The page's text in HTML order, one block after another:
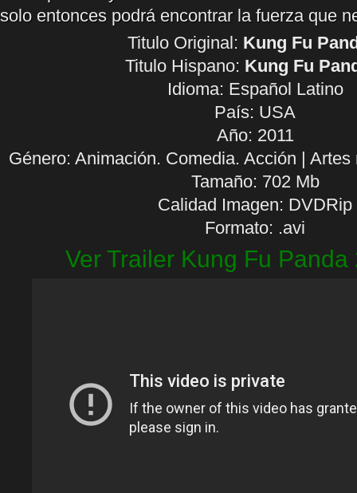
solo entonces podrá encontrar la fuerza que
Titulo Original: Kung Fu
Titulo Hispano: Kung Fu
Idioma: Español Latino
País: USA
Año: 2011
Género: Animación. Comedia. Acción |
Tamaño: 702 Mb
Calidad Imagen: DVDRip
Formato: .avi
Ver Trailer Kung Fu Panda